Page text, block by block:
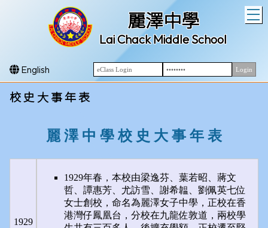
麗澤中學
Lai Chack Middle School
English
校 史 大 事 年 表